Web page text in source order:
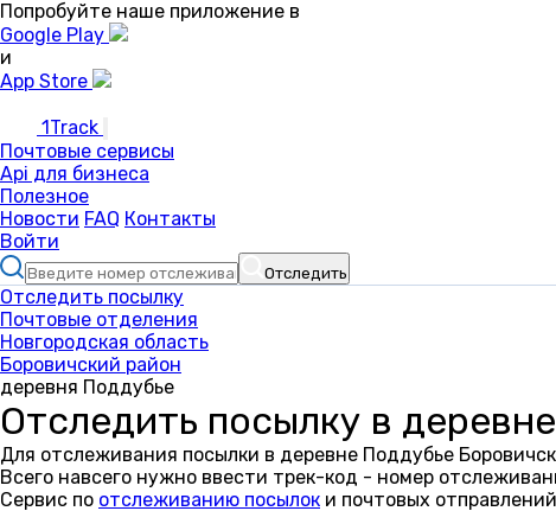
Попробуйте наше приложение в
Google Play
и
App Store
1Track
Почтовые сервисы
Api для бизнеса
Полезное
Новости FAQ Контакты
Войти
Отследить
Отследить посылку
Почтовые отделения
Новгородская область
Боровичский район
деревня Поддубье
Отследить посылку в
Для отслеживания посылки в деревне Поддубье
Всего навсего нужно ввести трек-код - номер
Сервис по отслеживанию посылок и почтовых